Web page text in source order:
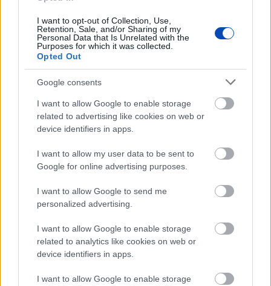
I want to opt-out of Collection, Use,
Retention, Sale, and/or Sharing of my
Personal Data that Is Unrelated with the
Purposes for which it was collected.
Opted Out
Google consents
I want to allow Google to enable storage
related to advertising like cookies on web or
device identifiers in apps.
I want to allow my user data to be sent to
Google for online advertising purposes.
I want to allow Google to send me
personalized advertising.
I want to allow Google to enable storage
related to analytics like cookies on web or
device identifiers in apps.
I want to allow Google to enable storage
az autóbuszok 8 és 16 óra között csak
Brennbergbányára mennek fel, január elsején még oda
sem.
Advent első vasárnapja felkészíti szívünket a
karácsonyra
és az ünnepre való készülődés időszaka advent, bár a